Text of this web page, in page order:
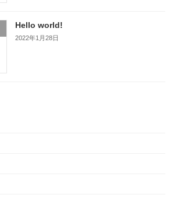
Hello world!
2022年1月28日